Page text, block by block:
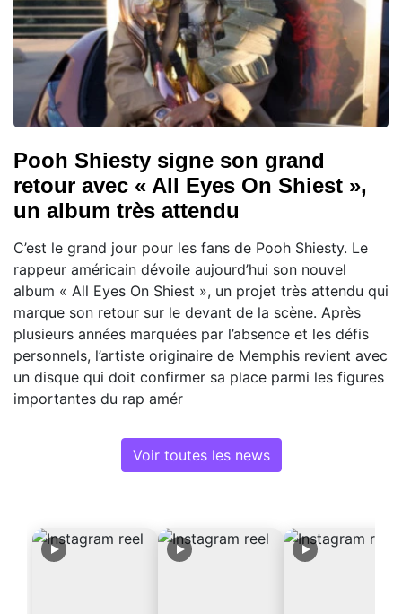
Pooh Shiesty signe son grand
retour avec « All Eyes On Shiest »,
un album très attendu
C’est le grand jour pour les fans de Pooh Shiesty. Le
rappeur américain dévoile aujourd’hui son nouvel
album « All Eyes On Shiest », un projet très attendu qui
marque son retour sur le devant de la scène. Après
plusieurs années marquées par l’absence et les défis
personnels, l’artiste originaire de Memphis revient avec
un disque qui doit confirmer sa place parmi les figures
importantes du rap amér
Voir toutes les news